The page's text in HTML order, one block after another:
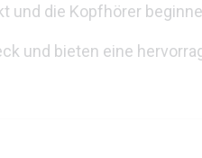
die Kopfhörer
und bieten eine